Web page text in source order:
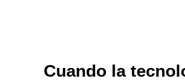
Cuando la